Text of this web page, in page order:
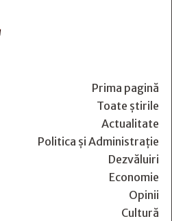
Prima pagină
Toate știrile
Actualitate
Politica și Administrație
Dezvăluiri
Economie
Opinii
Cultură